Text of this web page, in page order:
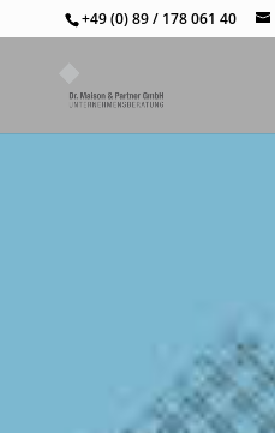
+49 (0) 89 / 178 061 40